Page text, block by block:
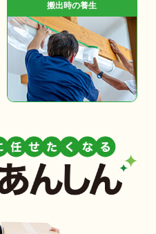
搬出時の養生